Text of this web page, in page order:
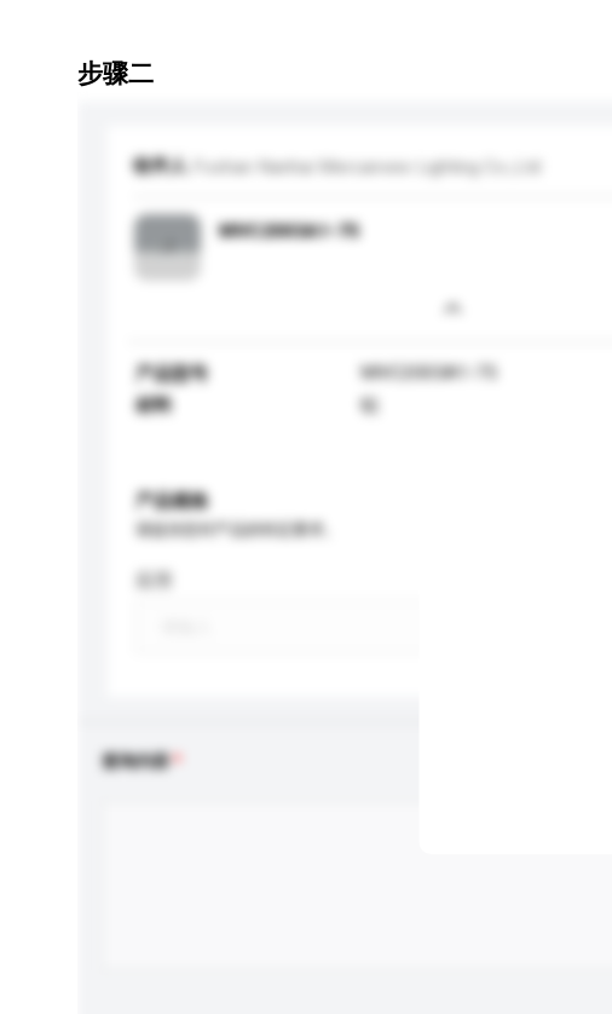
步骤二
收件人 Foshan Nanhai Mercanvee Lighting Co.,Ltd
MVC2003A1-75
产品型号
MVC2003A1-75
材料
铝
产品规格
查询内容